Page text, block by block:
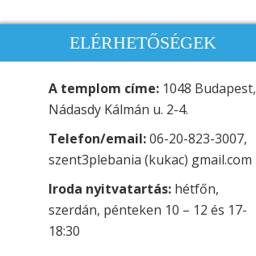
ELÉRHETŐSÉGEK
A templom címe: 1048 Budapest,
Nádasdy Kálmán u. 2-4.
Telefon/email:06-20-823-3007,
szent3plebania (kukac) gmail.com
Iroda nyitvatartás: hétfőn,
szerdán, pénteken 10 – 12 és 17-
18:30